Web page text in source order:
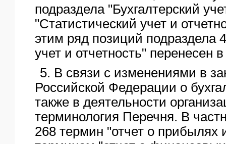
подраздела "Бухгалтерский
"Статистический учет и
этим ряд позиций подраздела
учет и отчетность" перенесен
5. В связи с изменениями в
Российской Федерации о
также в деятельности
терминология Перечня. В
268 термин "отчет о прибылях